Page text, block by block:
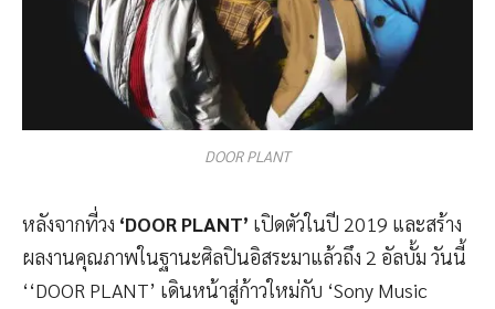
DOOR PLANT
หลังจากที่วง ‘DOOR PLANT’ เปิดตัวในปี 2019 และสร้าง
ผลงานคุณภาพในฐานะศิลปินอิสระมาแล้วถึง 2 อัลบั้ม วันนี้
‘‘DOOR PLANT’ เดินหน้าสู่ก้าวใหม่กับ ‘Sony Music